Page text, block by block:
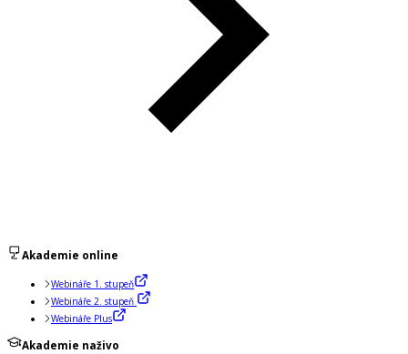
Akademie online
Webináře 1. stupeň
Webináře 2. stupeň
Webináře Plus
Akademie naživo